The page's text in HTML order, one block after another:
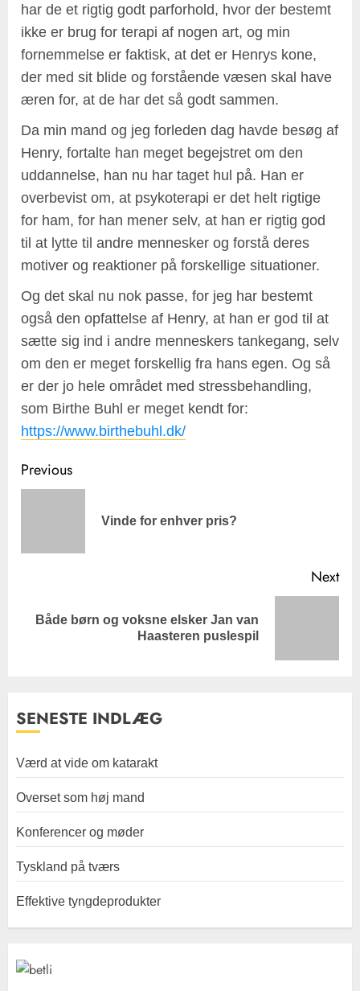
har de et rigtig godt parforhold, hvor der bestemt
ikke er brug for terapi af nogen art, og min
fornemmelse er faktisk, at det er Henrys kone,
der med sit blide og forstående væsen skal have
æren for, at de har det så godt sammen.
Da min mand og jeg forleden dag havde besøg af
Henry, fortalte han meget begejstret om den
uddannelse, han nu har taget hul på. Han er
overbevist om, at psykoterapi er det helt rigtige
for ham, for han mener selv, at han er rigtig god
til at lytte til andre mennesker og forstå deres
motiver og reaktioner på forskellige situationer.
Og det skal nu nok passe, for jeg har bestemt
også den opfattelse af Henry, at han er god til at
sætte sig ind i andre menneskers tankegang, selv
om den er meget forskellig fra hans egen. Og så
er der jo hele området med stressbehandling,
som Birthe Buhl er meget kendt for:
https://www.birthebuhl.dk/
Post
navigation
Previous
Vinde for enhver pris?
Next
Next
Både børn og voksne elsker Jan van
Haasteren puslespil
SENESTE INDLÆG
Værd at vide om katarakt
Overset som høj mand
Konferencer og møder
Tyskland på tværs
Effektive tyngdeprodukter